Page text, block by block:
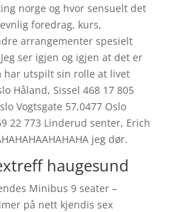
norge og hvor sensuelt det
foredrag, kurs,
arrangementer spesielt
ser igjen og igjen at det er
har utspilt sin rolle at livet
Håland, Sissel 468 17 805
Vogtsgate 57,0477 Oslo
22 773 Linderud senter, Erich
jeg dør.
haugesund
Minibus 9 seater –
på nett kjendis sex